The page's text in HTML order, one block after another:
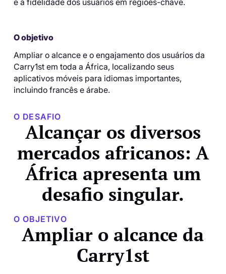
O objetivo
Ampliar o alcance e o engajamento dos usuários da
Carry1st em toda a África, localizando seus
aplicativos móveis para idiomas importantes,
incluindo francês e árabe.
O DESAFIO
Alcançar os diversos
mercados africanos: A
África apresenta um
desafio singular.
O OBJETIVO
Ampliar o alcance da
Carry1st